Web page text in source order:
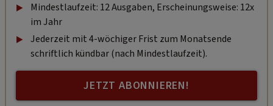
Mindestlaufzeit: 12 Ausgaben, Erscheinungsweise: 12x
im Jahr
Jederzeit mit 4-wöchiger Frist zum Monatsende
schriftlich kündbar (nach Mindestlaufzeit).
JETZT ABONNIEREN!